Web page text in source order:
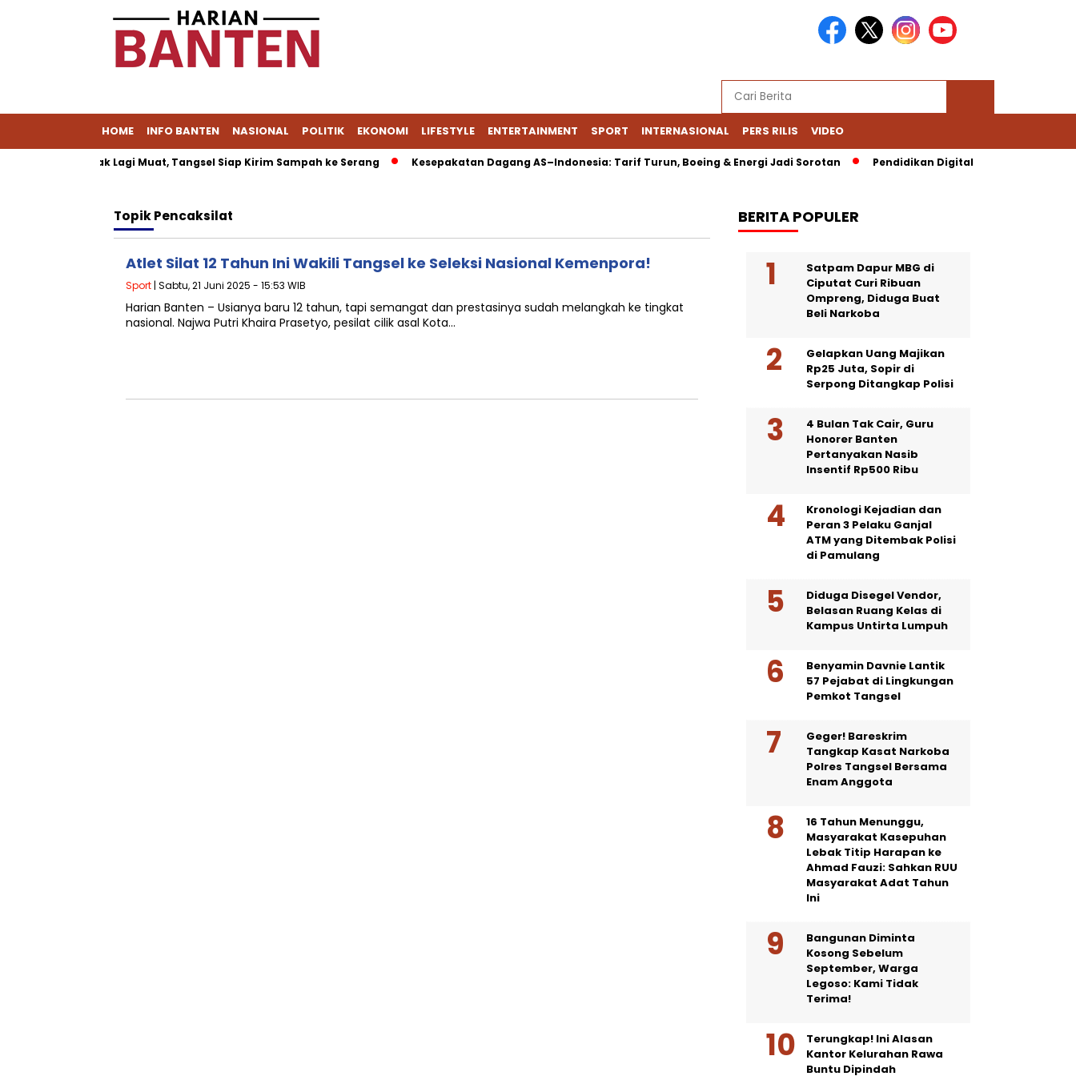
HOME INFO BANTEN NASIONAL POLITIK EKONOMI LIFESTYLE ENTERTAINMENT SPORT INTERNASIONAL PERS RILIS VIDEO
Cipeucang Tak Lagi Muat, Tangsel Siap Kirim Sampah ke Serang Kesepakatan Dagang AS–Indonesia: Tarif Turun, Boeing & Energi Jadi Sorotan Pendidikan Digital Bernoda:
TopikPencaksilat
Atlet Silat 12 Tahun Ini Wakili Tangsel ke Seleksi Nasional Kemenpora!
Sport | Sabtu, 21 Juni 2025 - 15:53 WIB
Harian Banten – Usianya baru 12 tahun, tapi semangat dan prestasinya sudah melangkah ke tingkat
nasional. Najwa Putri Khaira Prasetyo, pesilat cilik asal Kota…
BERITA POPULER
Satpam Dapur MBG di
Ciputat Curi Ribuan
Ompreng, Diduga Buat
Beli Narkoba
Gelapkan Uang Majikan
Rp25 Juta, Sopir di
Serpong Ditangkap Polisi
4 Bulan Tak Cair, Guru
Honorer Banten
Pertanyakan Nasib
Insentif Rp500 Ribu
Kronologi Kejadian dan
Peran 3 Pelaku Ganjal
ATM yang Ditembak Polisi
di Pamulang
Diduga Disegel Vendor,
Belasan Ruang Kelas di
Kampus Untirta Lumpuh
Benyamin Davnie Lantik
57 Pejabat di Lingkungan
Pemkot Tangsel
Geger! Bareskrim
Tangkap Kasat Narkoba
Polres Tangsel Bersama
Enam Anggota
16 Tahun Menunggu,
Masyarakat Kasepuhan
Lebak Titip Harapan ke
Ahmad Fauzi: Sahkan RUU
Masyarakat Adat Tahun
Ini
Bangunan Diminta
Kosong Sebelum
September, Warga
Legoso: Kami Tidak
Terima!
Terungkap! Ini Alasan
Kantor Kelurahan Rawa
Buntu Dipindah